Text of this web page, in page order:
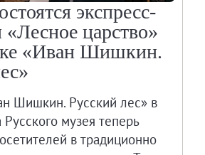
экспресс-
«Лесное царство»
«Иван Шишкин.
Шишкин. Русский лес» в
музея теперь
в традиционно